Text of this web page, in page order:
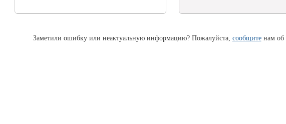
Заметили ошибку или неактуальную информацию? Пожалуйста, сообщитенам об